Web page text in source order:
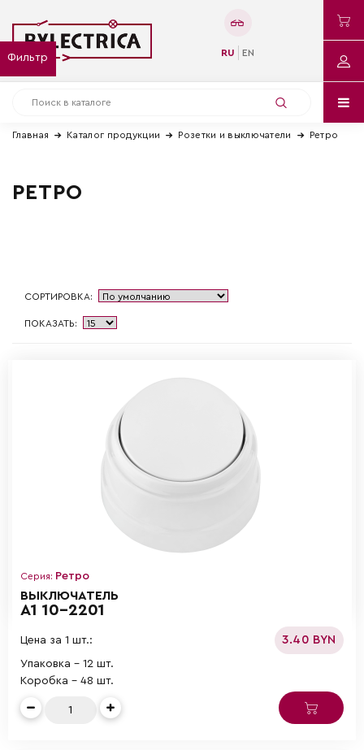
Фильтр RU EN
Главная Каталог продукции Розетки и выключатели Ретро
РЕТРО
СОРТИРОВКА:
ПОКАЗАТЬ:
Серия: Ретро
ВЫКЛЮЧАТЕЛЬ
А1 10-2201
Цена за 1 шт.: 3.40 BYN
Упаковка - 12 шт.
Коробка - 48 шт.